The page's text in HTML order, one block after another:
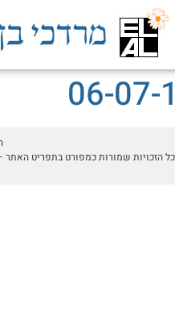
06-07-
–
הזכויות שמורות כמפורט בתפריט האתר –